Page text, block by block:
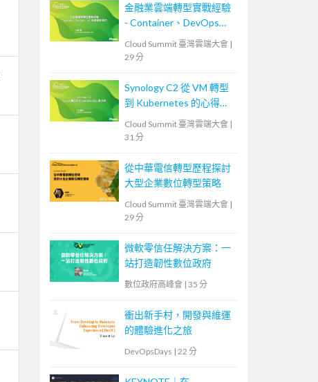
金融業雲端轉型實戰經驗
- Container、DevOps、
IaC 與維運新模式
Cloud Summit 臺灣雲端大會 |
29 分
Synology C2 從 VM 轉型
到 Kubernetes 的心得分
Cloud Summit 臺灣雲端大會 |
31 分
從中華電信轉型歷程探討
大型企業數位轉型策略
Cloud Summit 臺灣雲端大會 |
29 分
微軟零信任解決方案：一
站打造韌性數位政府
數位政府高峰會 | 35 分
衝出新手村，開發與維運
的體驗進化之旅
DevOpsDays | 22 分